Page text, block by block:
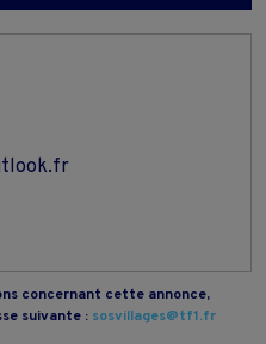
concernant cette annonce,
suivante : sosvillages@tf1.fr